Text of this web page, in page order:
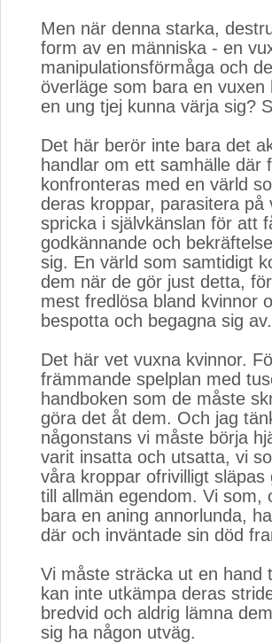
Men när denna starka,
form av en människa - en
manipulationsförmåga och
överläge som bara en
en ung tjej kunna värja sig?
Det här berör inte bara det
handlar om ett samhälle där
konfronteras med en värld
deras kroppar, parasitera på
spricka i självkänslan för att
godkännande och
sig. En värld som samtidigt
dem när de gör just detta,
mest fredlösa bland kvinnor
bespotta och begagna sig av.
Det här vet vuxna kvinnor.
främmande spelplan med
handboken som de måste
göra det åt dem. Och jag
någonstans vi måste börja
varit insatta och utsatta, vi
våra kroppar ofrivilligt
till allmän egendom. Vi som,
bara en aning annorlunda,
där och inväntade sin död
Vi måste sträcka ut en hand
kan inte utkämpa deras
bredvid och aldrig lämna
sig ha någon utväg.